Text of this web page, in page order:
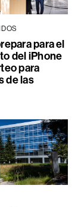
para el
del iPhone
para
de las